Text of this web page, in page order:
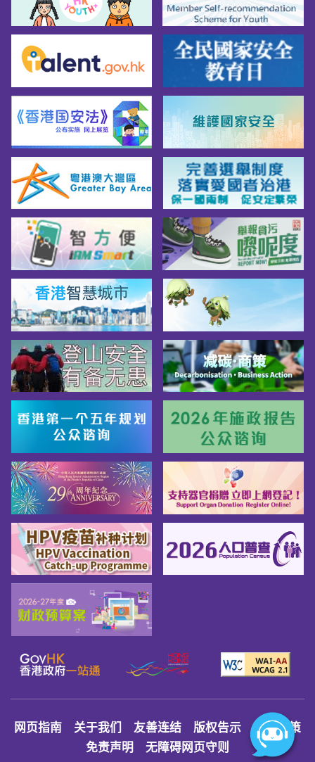
网页指南 关于我们 友善连结 版权告示
私隐政策
免责声明
无障碍网页守则